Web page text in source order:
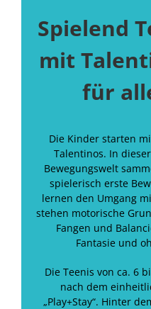
Spielend
mit
für
Die Kinder starten
Talentinos. In
Bewegungswelt
spielerisch erste
lernen den Umgang
stehen motorische
Fangen und
Fantasie und
Die Teenis von ca. 6
nach dem
„Play+Stay“. Hinter